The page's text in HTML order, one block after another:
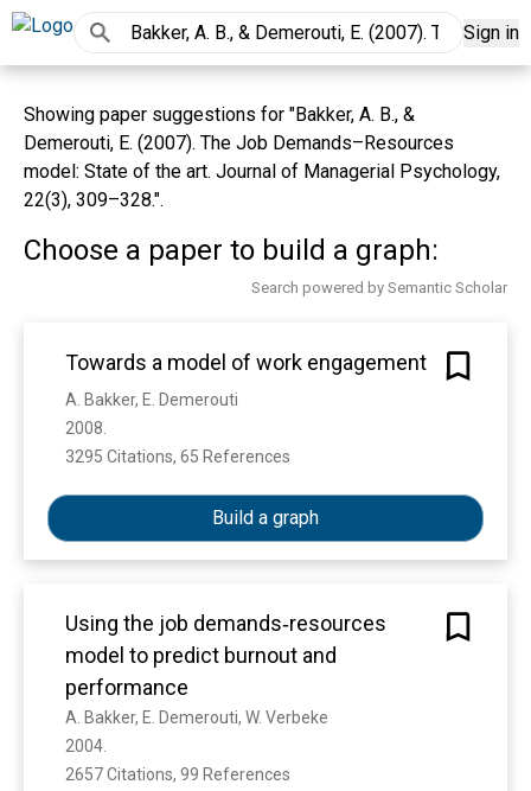
Sign in
Showing paper suggestions for "Bakker, A. B., &
Demerouti, E. (2007). The Job Demands–Resources
model: State of the art. Journal of Managerial Psychology,
22(3), 309–328.".
Choose a paper to build a graph:
Search powered by Semantic Scholar
Towards a model of work engagement
A. Bakker, E. Demerouti
2008.
3295 Citations, 65 References
Build a graph
Using the job demands‐resources
model to predict burnout and
performance
A. Bakker, E. Demerouti, W. Verbeke
2004.
2657 Citations, 99 References